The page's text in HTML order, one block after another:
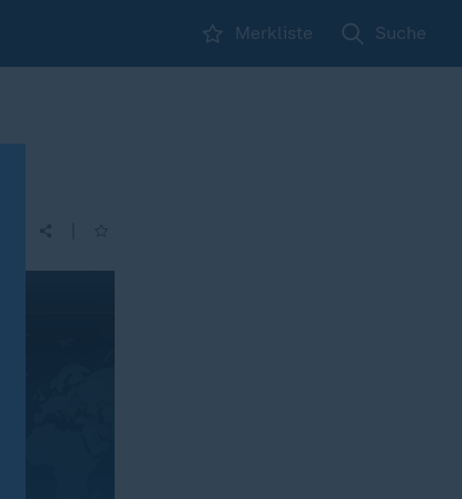
Merkliste Suche